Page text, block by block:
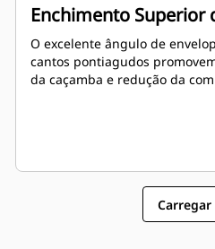
Enchimento Superior
O excelente ângulo de
cantos pontiagudos
da caçamba e redução da
Carregar